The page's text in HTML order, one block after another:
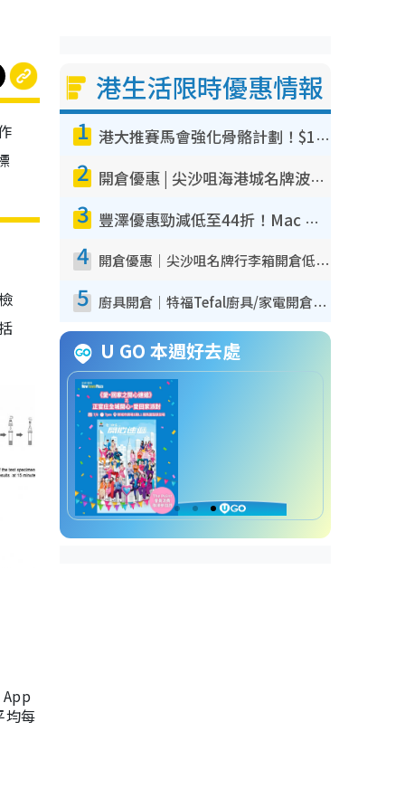
均每
港生活限時優惠情報
1 港大推賽馬會強化骨骼計劃！$100骨質密度X光檢查 完成免費運動訓練送超市禮券！附參加資格
2 開倉優惠 | 尖沙咀海港城名牌波鞋開倉低至1折！On鞋$899起／Joy&Peace鞋履$98起
3 豐澤優惠勁減低至44折！Mac mini/iPhone17Pro大減價！廚房家電$220起
4 開倉優惠｜尖沙咀名牌行李箱開倉低至4折！一連5日 American Tourister/ace./Hallmark $200起！
5 廚具開倉｜特福Tefal廚具/家電開倉低至3折！$220起買平底鍋/炒鑊/湯煲！電飯煲/吸塵機/燙斗$418起
U GO 本週好去處